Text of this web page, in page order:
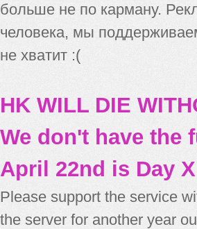
больше не по карману.
человека, мы
не хватит :(
HK WILL DIE
We don't have the
April 22nd is Day X
Please support the service
the server for another year